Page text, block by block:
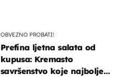
OBVEZNO PROBATI!
Prefina ljetna salata od
kupusa: Kremasto
savršenstvo koje najbolje